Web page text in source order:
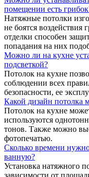
помещении есть
Натяжные потолки
не боятся воздействия
отделки способен
попадания на них
Можно ли на кухне
подсветкой?
Потолок на кухне
соблюдении всех
безопасности, ее
Какой дизайн потолка
Потолок на кухне
используются
тонов. Также можно
фотопечатью.
Сколько времени
ванную?
Установка натяжного